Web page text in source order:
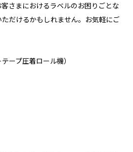
さまにおけるラベルのお困りごとな
だけるかもしれません。お気軽にご
ープ圧着ロール機）